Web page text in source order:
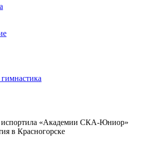
«Академии СКА-Юниор»
в Красногорске